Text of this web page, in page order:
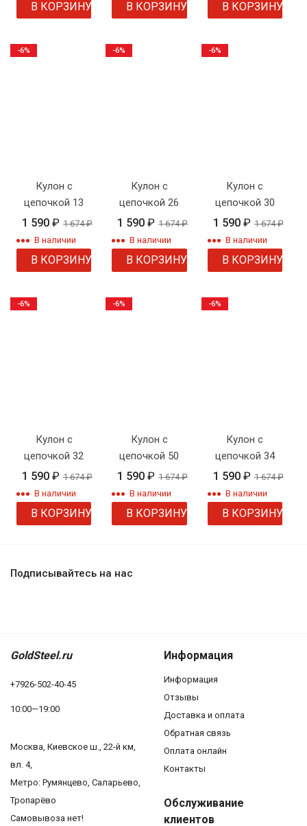
В КОРЗИНУ В КОРЗИНУ В КОРЗИНУ
Кулон с
цепочкой 13
1 590 ₽ 1 674₽
В наличии
В КОРЗИНУ
-6%
Кулон с
цепочкой 26
1 590₽ 1 674₽
В наличии
В КОРЗИНУ
-6%
Кулон с
цепочкой 30
1 590 ₽ 1 674₽
В наличии
В КОРЗИНУ
-6%
Кулон с
цепочкой 32
1 590 ₽ 1 674₽
В наличии
В КОРЗИНУ
-6%
Кулон с
цепочкой 50
1 590₽ 1 674₽
В наличии
В КОРЗИНУ
-6%
Кулон с
цепочкой 34
1 590 ₽ 1 674₽
В наличии
В КОРЗИНУ
-6%
Подписывайтесь на нас
GoldSteel.ru
+7926-502-40-45
10:00—19:00
Москва, Киевское ш., 22-й км,
вл. 4,
Метро: Румянцево, Саларьево,
Тропарёво
Самовывоза нет!
Информация
Информация
Отзывы
Доставка и оплата
Обратная связь
Оплата онлайн
Контакты
Обслуживание
клиентов